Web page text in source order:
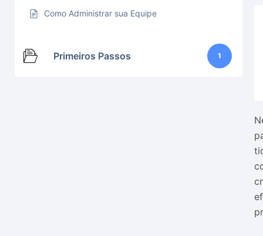
Como Administrar sua Equipe
Primeiros Passos 1